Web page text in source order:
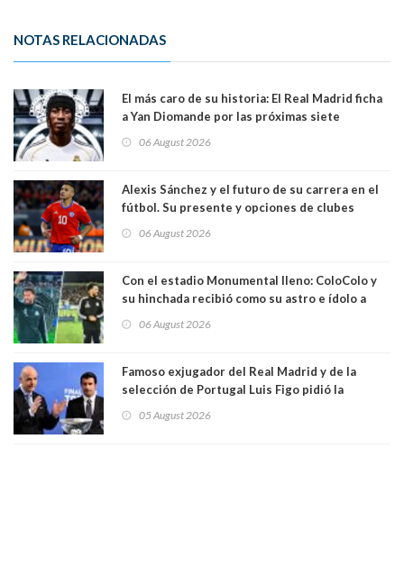
NOTAS RELACIONADAS
El más caro de su historia: El Real Madrid ficha
a Yan Diomande por las próximas siete
06 August 2026
Alexis Sánchez y el futuro de su carrera en el
fútbol. Su presente y opciones de clubes
06 August 2026
Con el estadio Monumental lleno: ColoColo y
su hinchada recibió como su astro e ídolo a
06 August 2026
Famoso exjugador del Real Madrid y de la
selección de Portugal Luis Figo pidió la
comportamiento más bajo y cobarde que he
05 August 2026